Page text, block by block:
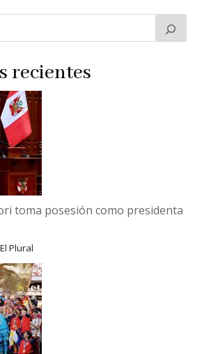
recientes
toma posesión como presidenta
Plural